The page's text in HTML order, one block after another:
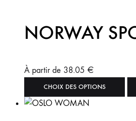
NORWAY
À partir de 38.05 €
CHOIX DES OPTIONS